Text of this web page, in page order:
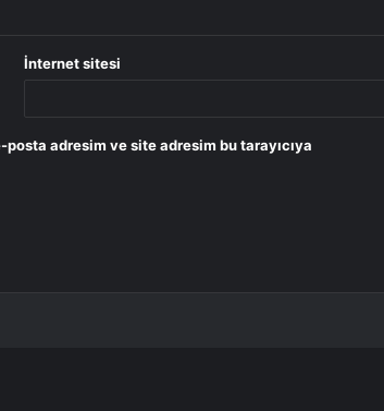
İnternet sitesi
posta adresim ve site adresim bu tarayıcıya